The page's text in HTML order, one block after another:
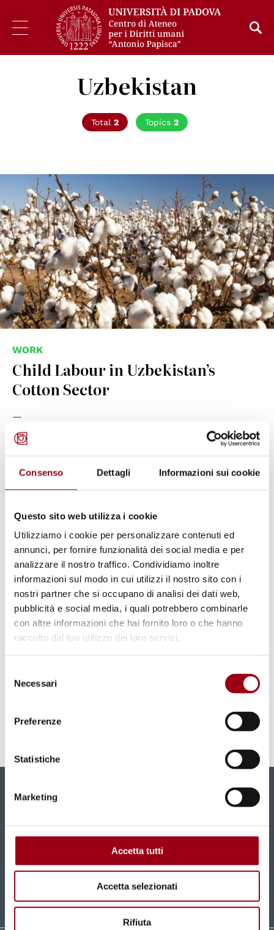
Consenso Dettagli Informazioni sui cookie
Questo sito web utilizza i cookie
Utilizziamo i cookie per personalizzare contenuti ed
annunci, per fornire funzionalità dei social media e per
analizzare il nostro traffico. Condividiamo inoltre
informazioni sul modo in cui utilizzi il nostro sito con i
nostri partner che si occupano di analisi dei dati web,
pubblicità e social media, i quali potrebbero combinarle
con altre informazioni che hai fornito loro o che hanno
raccolto dal tuo utilizzo dei loro servizi.
delNecessari
Preferenze
Statistiche
Marketing
Accetta tutti
Accetta selezionati
Rifiuta
Uzbekistan
Total 2 Topics 2
© Shutterstock unipd
WORK
Child Labour in Uzbekistan’s
Cotton Sector
ENVIRONMENT
Selected Problems of
Convention: On the Example of the
New contents and news directly in your mailbox
monthly.
SUBSCRIBE